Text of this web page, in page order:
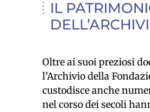
IL
Oltre ai suoi preziosi
l’Archivio della
custodisce anche
nel corso dei secoli